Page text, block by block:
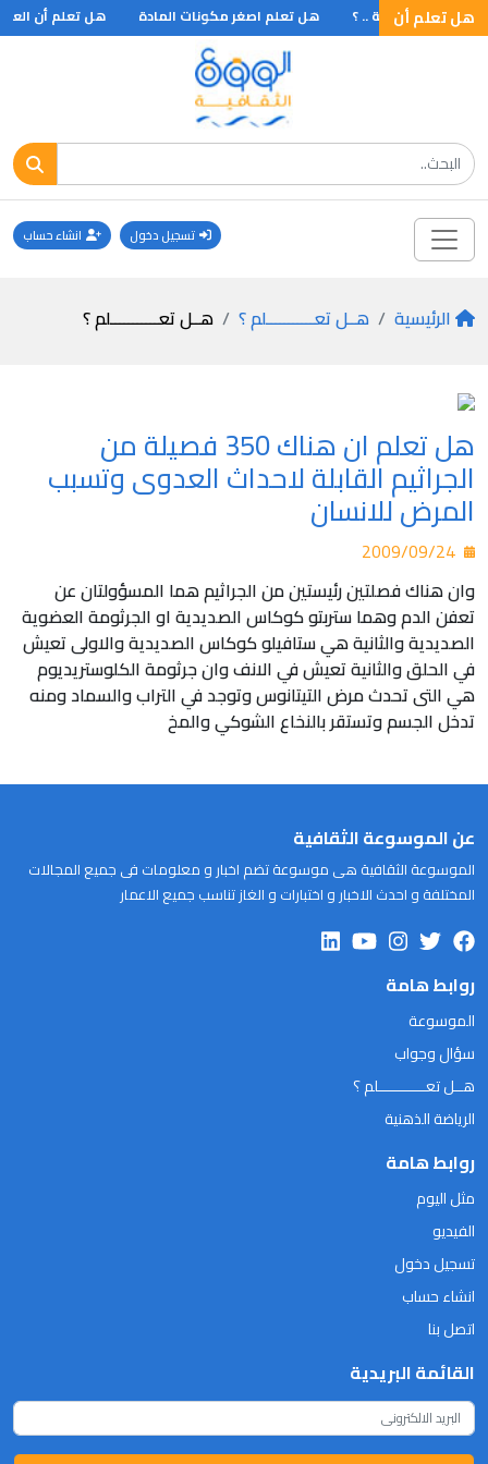
هل تعلم أن
أن سورة التوبة .. ؟ هل تعلم اصغر مكونات المادة هل تعلم أن
تسجيل دخول انشاء حساب
الرئيسية هــل تعـــــــــــلم ؟ هــل تعـــــــــــلم ؟
هل تعلم ان هناك 350 فصيلة من
الجراثيم القابلة لاحداث العدوى وتسبب
المرض للانسان
وان هناك فصلتين رئيستين من الجراثيم هما المسؤولتان عن
تعفن الدم وهما ستربتو كوكاس الصديدية او الجرثومة العضوية
الصديدية والثانية هي ستافيلو كوكاس الصديدية والاولى تعيش
في الحلق والثانية تعيش في الانف وان جرثومة الكلوستريديوم
هي التى تحدث مرض التيتانوس وتوجد في التراب والسماد ومنه
تدخل الجسم وتستقر بالنخاع الشوكي والمخ
عن الموسوعة الثقافية
الموسوعة الثقافية هى موسوعة تضم اخبار و معلومات فى جميع المجالات
المختلفة و احدث الاخبار و اختبارات و الغاز تناسب جميع الاعمار
روابط هامة
الموسوعة
سؤال وجواب
هــل تعـــــــــــلم ؟
الرياضة الذهنية
روابط هامة
مثل اليوم
الفيديو
تسجيل دخول
انشاء حساب
اتصل بنا
القائمة البريدية